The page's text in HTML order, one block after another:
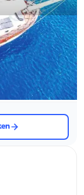
Nieuwe boot
Cruise